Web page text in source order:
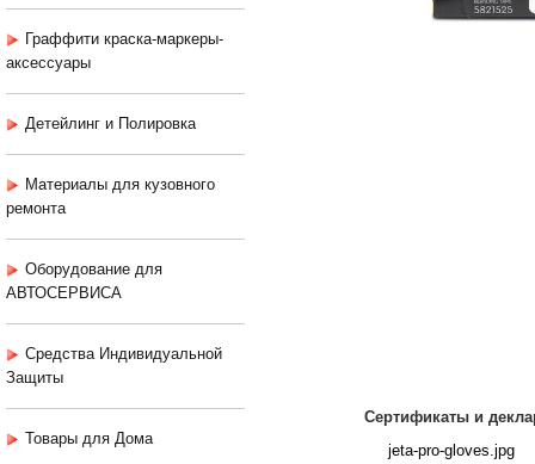
Граффити краска-маркеры-
аксессуары
Детейлинг и Полировка
Материалы для кузовного
ремонта
Оборудование для
АВТОСЕРВИСА
Средства Индивидуальной
Защиты
Товары для Дома
Сертификаты и
jeta-pro-gloves.jpg